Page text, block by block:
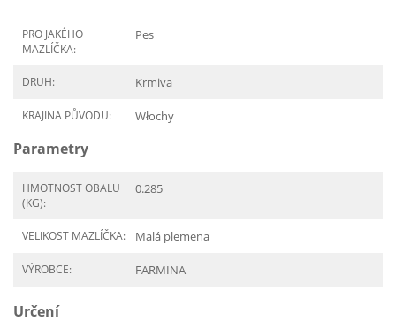
PRO JAKÉHO
MAZLÍČKA:
Pes
DRUH: Krmiva
KRAJINA PŮVODU: Włochy
Parametry
HMOTNOST OBALU
(KG):
0.285
VELIKOST MAZLÍČKA: Malá plemena
VÝROBCE: FARMINA
Určení